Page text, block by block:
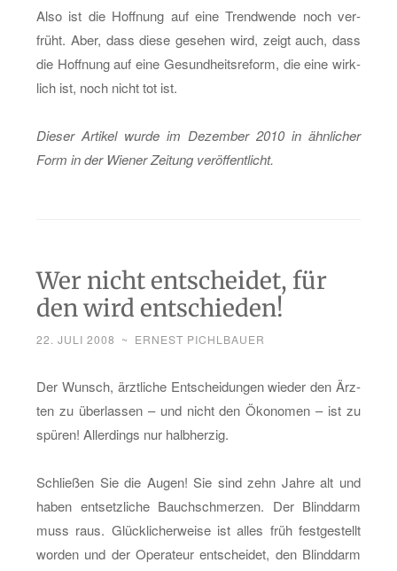
Also ist die Hoff­nung auf eine Trend­wen­de noch ver­
früht. Aber, dass diese ge­se­hen wird, zeigt auch, dass
die Hoff­nung auf eine Ge­sund­heits­re­form, die eine wirk­
lich ist, noch nicht tot ist.
Die­ser Ar­ti­kel wurde im De­zem­ber 2010 in ähn­li­cher
Form in der Wie­ner Zei­tung ver­öf­fent­licht.
Wer nicht entscheidet, für
den wird entschieden!
22. JULI 2008 ~ ERNEST PICHLBAUER
Der Wunsch, ärzt­li­che Ent­schei­dun­gen wie­der den Ärz­
ten zu über­las­sen – und nicht den Öko­no­men – ist zu
spü­ren! Al­ler­dings nur halb­her­zig.
Schlie­ßen Sie die Augen! Sie sind zehn Jahre alt und
haben ent­setz­li­che Bauch­schmer­zen. Der Blind­darm
muss raus. Glück­li­cher­wei­se ist alles früh fest­ge­stellt
wor­den und der Ope­ra­teur ent­schei­det, den Blind­darm